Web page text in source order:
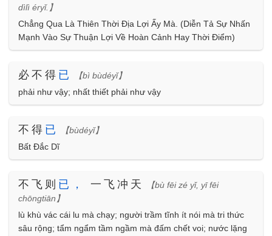
dìlì éryǐ.】
Chẳng Qua Là Thiên Thời Địa Lợi Ấy Mà. (Diễn Tả Sự Nhấn
Mạnh Vào Sự Thuận Lợi Về Hoàn Cảnh Hay Thời Điểm)
必不得 已
【bì bùdéyǐ】
phải như vậy; nhất thiết phải như vậy
不得 已
【bùdéyǐ】
Bất Đắc Dĩ
不飞则 已 ， 一飞冲天
【bù fēi zé yǐ, yī fēi
chōngtiān】
lù khù vác cái lu mà chạy; người trầm tĩnh ít nói mà tri thức
sâu rộng; tẩm ngẩm tầm ngầm mà đấm chết voi; nước lặng